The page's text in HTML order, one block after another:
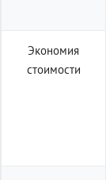
Экономия
стоимости